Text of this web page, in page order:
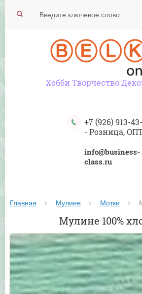
Хобби Творчество
+7 (926) 913-
- Розница,
info@business-
class.ru
Главная Мулине Мотки
Мулине 100%